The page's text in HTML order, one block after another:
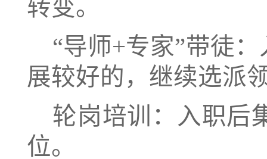
转变。
“导师+专家”带徒
展较好的，继续选派
轮岗培训：入职后
位。